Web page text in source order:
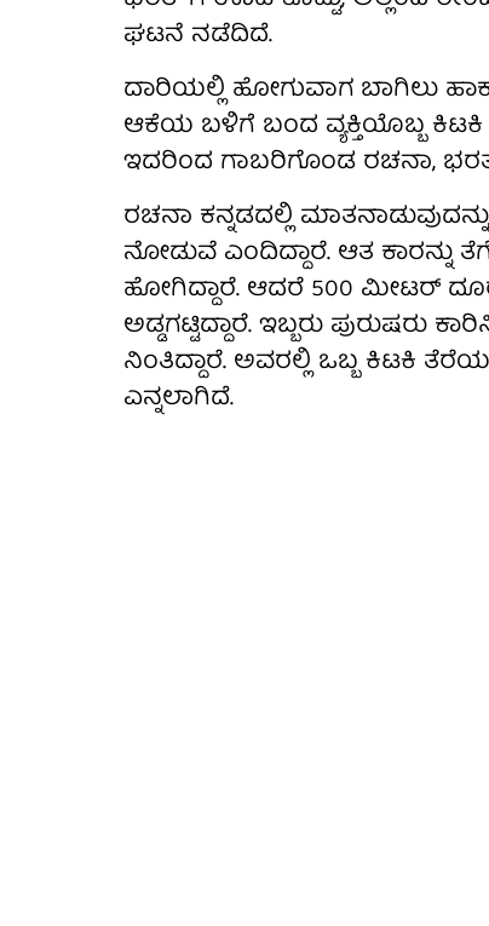
ಘಟನೆ ನಡೆದಿದೆ.
ದಾರಿಯಲ್ಲಿ ಹೋಗುವಾಗ ಬಾಗಿಲು
ಆಕೆಯ ಬಳಿಗೆ ಬಂದ ವ್ಯಕ್ತಿಯೊಬ್ಬ
ಇದರಿಂದ ಗಾಬರಿಗೊಂಡ ರಚನಾ, ಭರತ್
ರಚನಾ ಕನ್ನಡದಲ್ಲಿ
ನೋಡುವೆ ಎಂದಿದ್ದಾರೆ. ಆತ ಕಾರನ್ನು
ಹೋಗಿದ್ದಾರೆ. ಆದರೆ 500 ಮೀಟರ್ ದೂರ
ಅಡ್ಡಗಟ್ಟಿದ್ದಾರೆ. ಇಬ್ಬರು
ನಿಂತಿದ್ದಾರೆ. ಅವರಲ್ಲಿ ಒಬ್ಬ ಕಿಟಕಿ
ಎನ್ನಲಾಗಿದೆ.